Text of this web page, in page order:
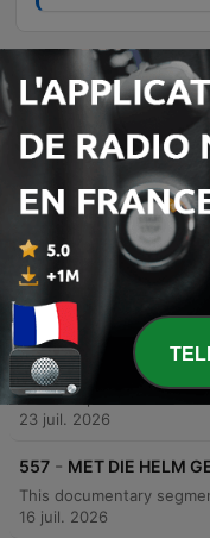
Épisodes
560 -
DIE GEVAAR IN
Klerk
06 août 2026
559 - DIE LANGPAD
30 juil. 2026
558 - NIE VIR HAAR
DIE ONGELUK
23 juil. 2026
557 - MET DIE HELM
16 juil. 2026